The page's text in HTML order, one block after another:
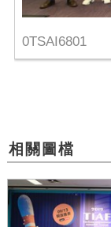
0TSAI6801
相關圖檔